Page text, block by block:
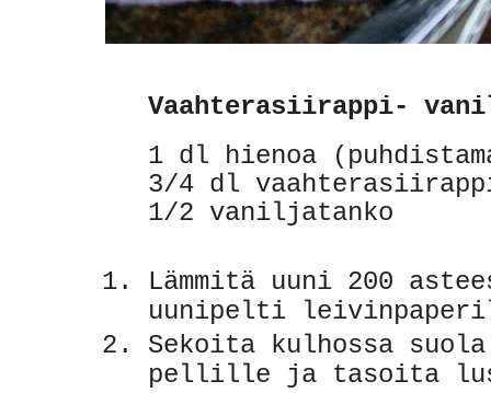
Vaahterasiirappi-
1 dl hienoa
3/4 dl
1/2 vaniljatanko
Lämmitä uuni 200
uunipelti
Sekoita kulhossa
pellille ja tasoita